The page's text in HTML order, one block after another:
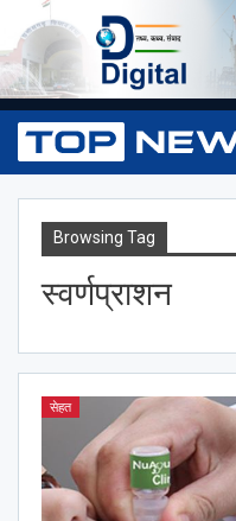
Browsing Tag
स्वर्णप्राशन
सेहत